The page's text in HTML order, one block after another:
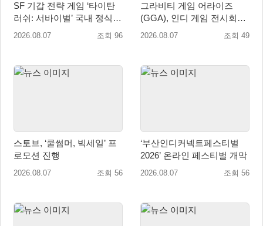
SF 기갑 전략 게임 ‘타이탄
러쉬: 서바이벌’ 국내 정식
출시
2026.08.07 조회 96
그라비티 게임 어라이즈
(GGA), 인디 게임 전시회
‘도쿄 게임 던전 13’ 참가!
2026.08.07 조회 49
스토브, ‘쿨썸머, 빅세일’ 프
로모션 진행
2026.08.07 조회 56
‘부산인디커넥트페스티벌
2026’ 온라인 페스티벌 개막
2026.08.07 조회 56